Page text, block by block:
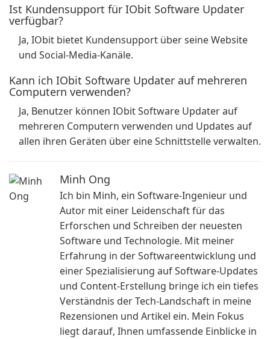
Ist Kundensupport für IObit Software Updater
verfügbar?
Ja, IObit bietet Kundensupport über seine Website
und Social-Media-Kanäle.
Kann ich IObit Software Updater auf mehreren
Computern verwenden?
Ja, Benutzer können IObit Software Updater auf
mehreren Computern verwenden und Updates auf
allen ihren Geräten über eine Schnittstelle verwalten.
Minh Ong
Ich bin Minh, ein Software-Ingenieur und
Autor mit einer Leidenschaft für das
Erforschen und Schreiben der neuesten
Software und Technologie. Mit meiner
Erfahrung in der Softwareentwicklung und
einer Spezialisierung auf Software-Updates
und Content-Erstellung bringe ich ein tiefes
Verständnis der Tech-Landschaft in meine
Rezensionen und Artikel ein. Mein Fokus
liegt darauf, Ihnen umfassende Einblicke in